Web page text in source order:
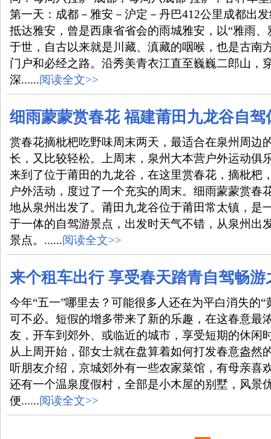
第一天：成都－雅安－沪定－丹巴412公里成都出
抵达雅安，曾是西康省省会的雨城雅安，以“雅雨
于世，自古以来就是川藏、滇藏的咽喉，也是古南
门户和必经之路。沿秀美青衣江直至巍巍二郎山，
深......阅读全文>>
细雨蒙蒙赏春花 福建莆田九龙谷自驾
赏春花摘枇杷吃野味周末两天，最适合在泉州周边
长，又比较轻松。上周末，泉州大本营户外运动俱
来到了位于莆田的九龙谷，在这里赏春花，摘枇杷
户外活动，度过了一个充实的周末。细雨蒙蒙赏春
地从泉州出发了。莆田九龙谷位于莆田常太镇，是
于一体的自驾游景点，出发时天气不错，从泉州出
景点。......阅读全文>>
来个租车出行 享受春天踏青自驾畅游
今年“五一”哪里去？可能很多人还在为平白消失的“
可不必。短假的增多带来了新的乐趣，在这春意最
友，开车到郊外、或临近的城市，享受短期的休闲
从上周开始，邵女士就在盘算着如何打发春意盎然
听朋友介绍，京城郊外有一些农家菜馆，有母亲喜
还有一个温泉度假村，全部是小木屋的别墅，风景
便......阅读全文>>